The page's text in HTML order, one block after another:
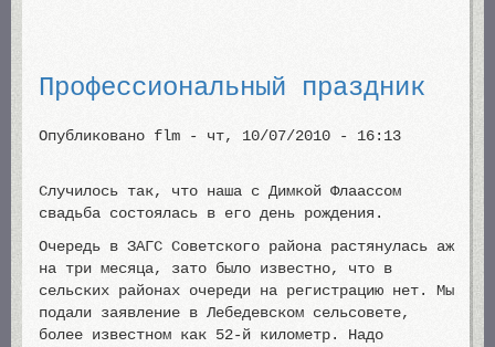
Профессиональный праздник
Опубликовано flm - чт, 10/07/2010 - 16:13
Случилось так, что наша с Димкой Флаассом
свадьба состоялась в его день рождения.
Очередь в ЗАГС Советского района растянулась аж
на три месяца, зато было известно, что в
сельских районах очереди на регистрацию нет. Мы
подали заявление в Лебедевском сельсовете,
более известном как 52-й километр. Надо